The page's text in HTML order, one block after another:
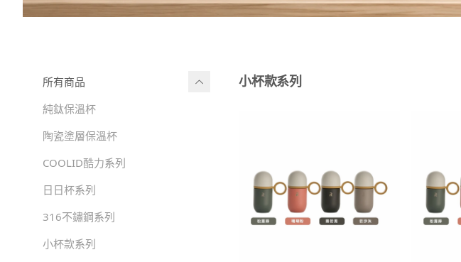
所有商品
純鈦保溫杯
陶瓷塗層保溫杯
COOLID酷力系列
日日杯系列
316不鏽鋼系列
小杯款系列
小杯款系列